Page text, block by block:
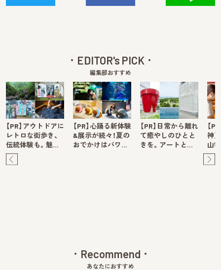
EDITOR's PICK
編集部おすすめ
【PR】アウトドアに
レトロな街歩き、
伝統体験も。魅…
【PR】心踊る新体験
&展示が続々！夏の
おでかけはパワ…
【PR】日常から離れ
て癒やしのひとと
きを。アートと…
【
神
山
Recommend
あなたにおすすめ